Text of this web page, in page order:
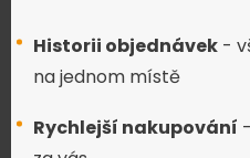
Historii objednávek -
na jednom místě
Rychlejší nakupování